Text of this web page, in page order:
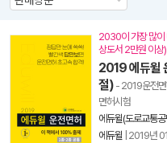
2030이 가장 많이
상도서 2만원 이상)
2019 에듀윌
절) - 2019운전면
면허시험
에듀윌(도로교통
에듀윌 2019년